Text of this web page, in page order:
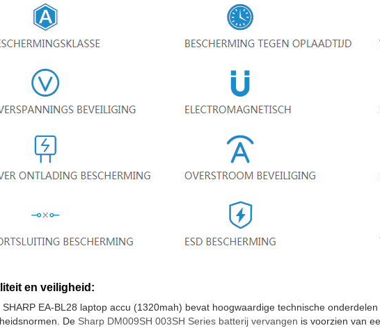
en veiligheid:
SHARP EA-BL28 laptop accu (1320mah) bevat hoogwaardige technische
De Sharp DM009SH 003SH Series batterij vervangen is voorzien van